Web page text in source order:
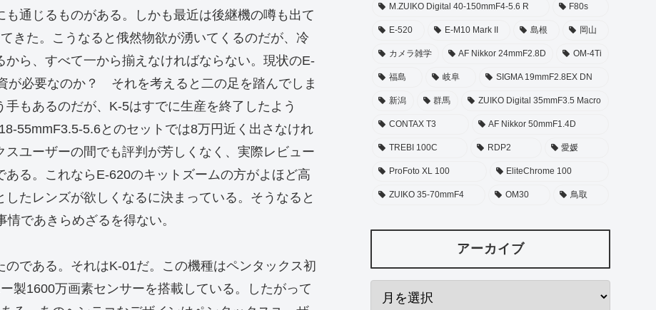
通じるものがある。しかも最近は後継機の噂も出て
きた。こうなると俄然物欲が湧いてくるのだが、冷
ら、すべて一から揃えなければならない。現状のE-
が必要なのか？ それを考えると二の足を踏んでしま
もあるのだが、K-5はすでに生産を終了したよう
55mmF3.5-5.6とのセットでは8万円近く出さなけれ
ユーザーの間でも評判が芳しくなく、実際レビュー
る。これならE-620のキットズームの方がよほど高
たレンズが欲しくなるに決まっている。そうなると
であきらめざるを得ない。
である。それはK-01だ。この機種はペンタックス初
製1600万画素センサーを搭載している。したがって
M.ZUIKO Digital 40-150mmF4-5.6 R F80s
E-520 E-M10 Mark II 島根 岡山
カメラ雑学 AF Nikkor 24mmF2.8D OM-4Ti
福島 岐阜 SIGMA 19mmF2.8EX DN
新潟 群馬 ZUIKO Digital 35mmF3.5 Macro
CONTAX T3 AF Nikkor 50mmF1.4D
TREBI 100C RDP2 愛媛
ProFoto XL 100 EliteChrome 100
ZUIKO 35-70mmF4 OM30 鳥取
アーカイブ